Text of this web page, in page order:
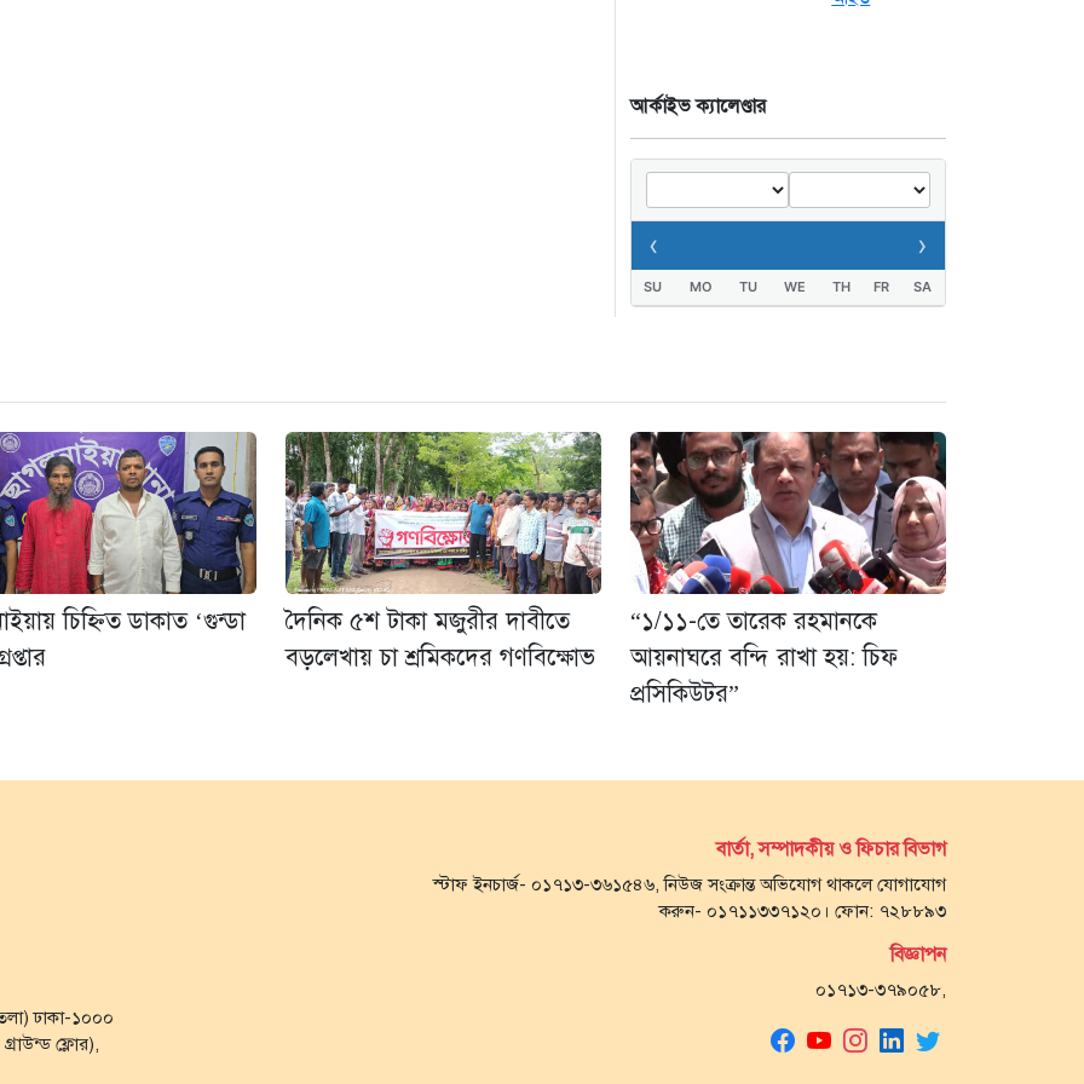
তিনজনের মৃত্যু, নতুন
আক্রান্ত ১২১৮”
২২ ঘণ্টা আগে
আর্কাইভ ক্যালেণ্ডার
‹ ›
SU MO TU WE TH FR SA
চিহ্নিত ডাকাত ‘গুন্ডা
দৈনিক ৫শ টাকা মজুরীর দাবীতে
বড়লেখায় চা শ্রমিকদের গণবিক্ষোভ
“১/১১-তে তারেক রহমানকে
আয়নাঘরে বন্দি রাখা হয়: চিফ
প্রসিকিউটর”
ঢাকা-১০০০
ফ্লোর),
বার্তা, সম্পাদকীয় ও ফিচার বিভাগ
স্টাফ ইনচার্জ- ০১৭১৩-৩৬১৫৪৬, নিউজ সংক্রান্ত অভিযোগ থাকলে যোগাযোগ
করুন- ০১৭১১৩৩৭১২০। ফোন: ৭২৮৮৯৩
বিজ্ঞাপন
০১৭১৩-৩৭৯০৫৮,